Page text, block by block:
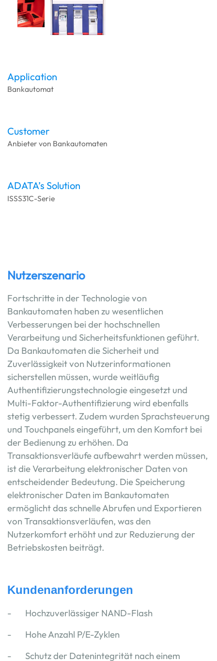
Application
Bankautomat
Customer
Anbieter von Bankautomaten
ADATA’s Solution
ISSS31C-Serie
Nutzerszenario
Fortschritte in der Technologie von
Bankautomaten haben zu wesentlichen
Verbesserungen bei der hochschnellen
Verarbeitung und Sicherheitsfunktionen geführt.
Da Bankautomaten die Sicherheit und
Zuverlässigkeit von Nutzerinformationen
sicherstellen müssen, wurde weitläufig
Authentifizierungstechnologie eingesetzt und
Multi-Faktor-Authentifizierung wird ebenfalls
stetig verbessert. Zudem wurden Sprachsteuerung
und Touchpanels eingeführt, um den Komfort bei
der Bedienung zu erhöhen. Da
Transaktionsverläufe aufbewahrt werden müssen,
ist die Verarbeitung elektronischer Daten von
entscheidender Bedeutung. Die Speicherung
elektronischer Daten im Bankautomaten
ermöglicht das schnelle Abrufen und Exportieren
von Transaktionsverläufen, was den
Nutzerkomfort erhöht und zur Reduzierung der
Betriebskosten beiträgt.
Kundenanforderungen
- Hochzuverlässiger NAND-Flash
- Hohe Anzahl P/E-Zyklen
- Schutz der Datenintegrität nach einem